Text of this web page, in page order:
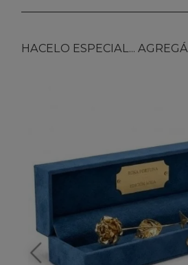
HACELO ESPECIAL... AGREGÁ